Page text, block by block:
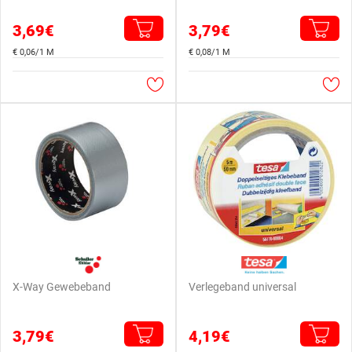
3,69€
€ 0,06/1 M
3,79€
€ 0,08/1 M
X-Way Gewebeband
3,79€
Verlegeband universal
4,19€